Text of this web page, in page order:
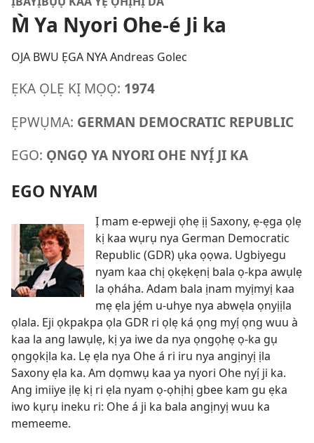
M̀ Ya Nyori Ohe-é Ji ka
OJA BWU ẸGA NYA Andreas Golec
ẸKA ỌLẸ KỊ MỌỌ: 1974
ẸPWỤMA: GERMAN DEMOCRATIC REPUBLIC
EGO: ỌNGỌ YA NYORI OHE NYỊ́ JI KA
EGO NYAM
Ị mam e-epweji ọhẹ ịị Saxony, ẹ-ẹga ọlẹ
kị kaa wụrụ nya German Democratic
Republic (GDR) ụka ọọwa. Ugbiyegu
nyam kaa chị ọkẹkẹnị bala ọ-kpa awụlẹ
la ọháha. Adam bala ịnam myịmyị kaa
mẹ ẹla jẹ́m u-uhye nya abwẹla ọnyịịla
ọlala. Eji ọkpakpa ọla GDR ri ọlẹ ká ọng myị́ ọng wuu à
kaa la ang lawụlẹ, kị ya iwe da nya ọngọhẹ ọ-ka gụ
ọngọkịla ka. Lẹ ẹla nya Ohe á ri iru nya angịnyị ịla
Saxony ẹla ka. Am dọmwụ kaa ya nyori Ohe nyị́ ji ka.
Ang imiiye ịlẹ kị ri ẹla nyam ọ-ọhịhị gbee kam gu ẹka
iwo kụrụ ineku ri: Ohe á ji ka bala angịnyị wuu ka
memeeme.